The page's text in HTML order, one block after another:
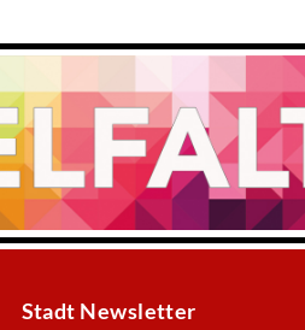
Stadt Newsletter